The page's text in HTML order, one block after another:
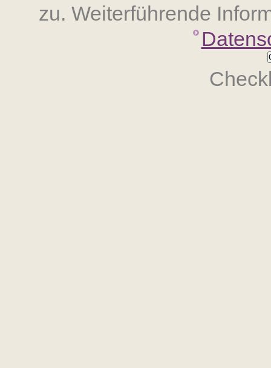
zu. Weiterführende